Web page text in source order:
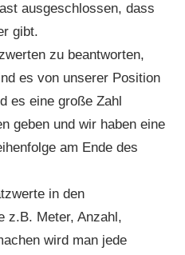
ausgeschlossen, dass
gibt.
zu beantworten,
es von unserer Position
es eine große Zahl
geben und wir haben eine
am Ende des
in den
z.B. Meter, Anzahl,
wird man jede